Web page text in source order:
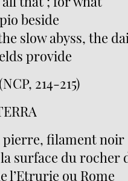
beside
slow abyss, the
provide
214-215)
pierre, filament noir
surface du rocher
l’Etrurie ou Rome